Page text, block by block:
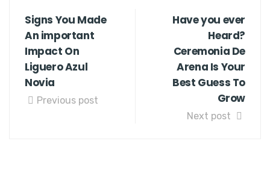
Signs You Made
An important
Impact On
Liguero Azul
Novia
Previous post
Have you ever
Heard?
Ceremonia De
Arena Is Your
Best Guess To
Grow
Next post